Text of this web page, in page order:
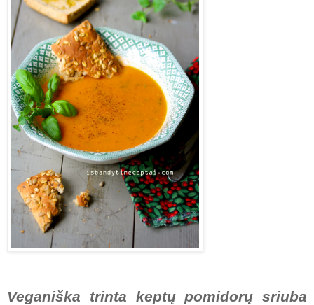
Veganiška trinta keptų pomidorų sriuba